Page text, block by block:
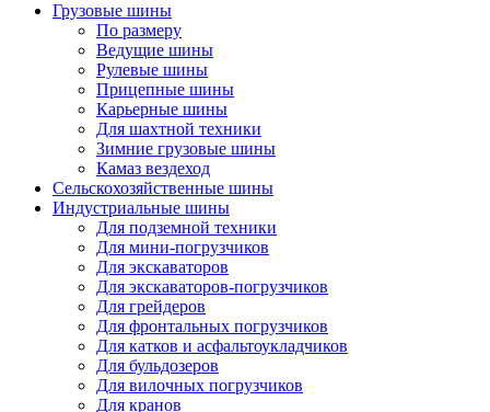
Грузовые шины
По размеру
Ведущие шины
Рулевые шины
Прицепные шины
Карьерные шины
Для шахтной техники
Зимние грузовые шины
Камаз вездеход
Сельскохозяйственные шины
Индустриальные шины
Для подземной техники
Для мини-погрузчиков
Для экскаваторов
Для экскаваторов-погрузчиков
Для грейдеров
Для фронтальных погрузчиков
Для катков и асфальтоукладчиков
Для бульдозеров
Для вилочных погрузчиков
Для кранов